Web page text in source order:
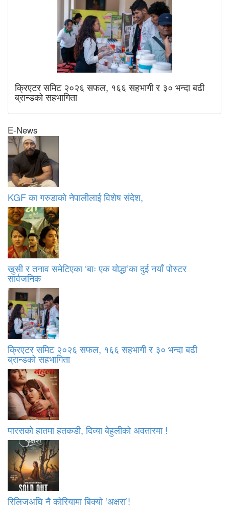
क्रिएटर समिट २०२६ सफल, १६६ सहभागी र ३० भन्दा बढी
ब्रान्डको सहभागिता
E-News
KGF का गरुडाको नेपालीलाई विशेष संदेश,
खुसी र तनाव समेटिएका ‘बाः एक योद्धा’का दुई नयाँ पोस्टर
सार्वजनिक
क्रिएटर समिट २०२६ सफल, १६६ सहभागी र ३० भन्दा बढी
ब्रान्डको सहभागिता
पारसको हातमा हतकडी, दिव्या बेहुलीको अवतारमा !
रिलिजअघि नै कोरियामा बिक्यो ‘अक्षरा’!